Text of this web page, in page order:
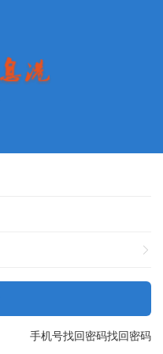
找回密码
手机号找回密码